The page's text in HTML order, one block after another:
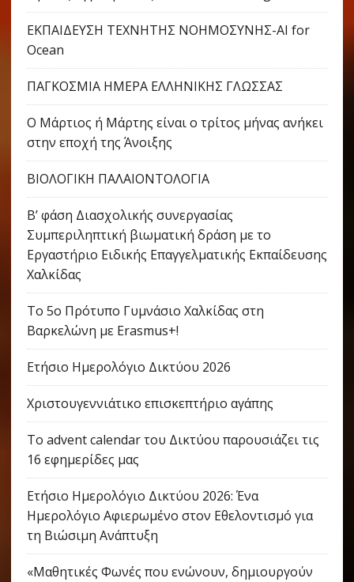
ΕΚΠΑΙΔΕΥΣΗ ΤΕΧΝΗΤΗΣ ΝΟΗΜΟΣΥΝΗΣ-AI for
Ocean
ΠΑΓΚΟΣΜΙΑ ΗΜΕΡΑ ΕΛΛΗΝΙΚΗΣ ΓΛΩΣΣΑΣ
Ο Μάρτιος ή Μάρτης είναι ο τρίτος μήνας ανήκει
στην εποχή της Άνοιξης
ΒΙΟΛΟΓΙΚΗ ΠΑΛΑΙΟΝΤΟΛΟΓΙΑ
Β’ φάση Διασχολικής συνεργασίας
Συμπεριληπτική βιωματική δράση με το
Εργαστήριο Ειδικής Επαγγελματικής Εκπαίδευσης
Χαλκίδας
Το 5ο Πρότυπο Γυμνάσιο Χαλκίδας στη
Βαρκελώνη με Erasmus+!
Ετήσιο Ημερολόγιο Δικτύου 2026
Χριστουγεννιάτικο επισκεπτήριο αγάπης
Το advent calendar του Δικτύου παρουσιάζει τις
16 εφημερίδες μας
Ετήσιο Ημερολόγιο Δικτύου 2026: Ένα
Ημερολόγιο Αφιερωμένο στον Εθελοντισμό για
τη Βιώσιμη Ανάπτυξη
«Μαθητικές Φωνές που ενώνουν, δημιουργούν